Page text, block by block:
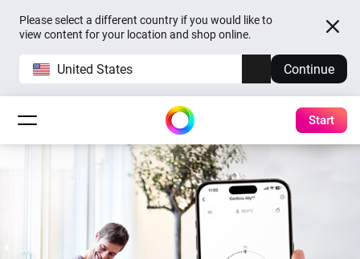
Please select a different country if you would like to
view content for your location and shop online.
United States Continue
Start